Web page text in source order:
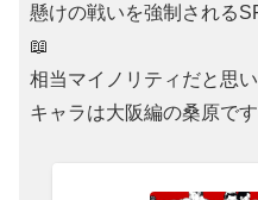
懸けの戦いを強制される
📖
相当マイノリティだと思
キャラは大阪編の桑原です